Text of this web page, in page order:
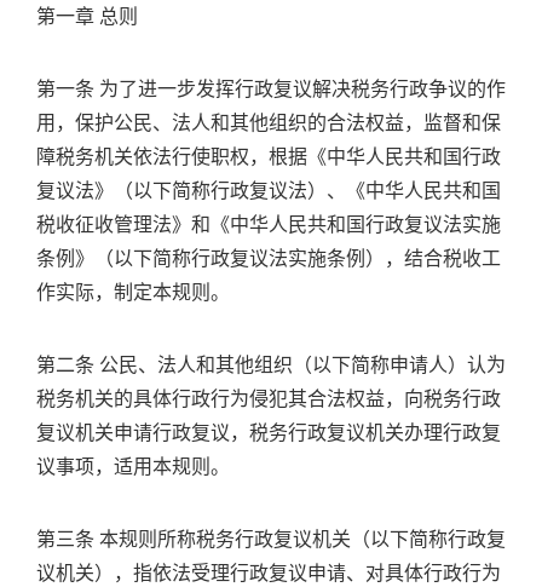
第一章 总则
第一条 为了进一步发挥行政复议解决税务行政争议的作
用，保护公民、法人和其他组织的合法权益，监督和保
障税务机关依法行使职权，根据《中华人民共和国行政
复议法》（以下简称行政复议法）、《中华人民共和国
税收征收管理法》和《中华人民共和国行政复议法实施
条例》（以下简称行政复议法实施条例），结合税收工
作实际，制定本规则。
第二条 公民、法人和其他组织（以下简称申请人）认为
税务机关的具体行政行为侵犯其合法权益，向税务行政
复议机关申请行政复议，税务行政复议机关办理行政复
议事项，适用本规则。
第三条 本规则所称税务行政复议机关（以下简称行政复
议机关），指依法受理行政复议申请、对具体行政行为